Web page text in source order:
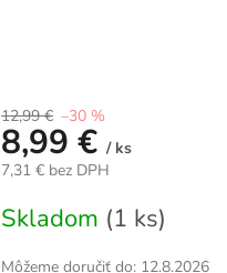
12,99 € –30 %
8,99 € / ks
7,31 € bez DPH
cena:
Skladom (1 ks)
Môžeme doručiť do: 12.8.2026